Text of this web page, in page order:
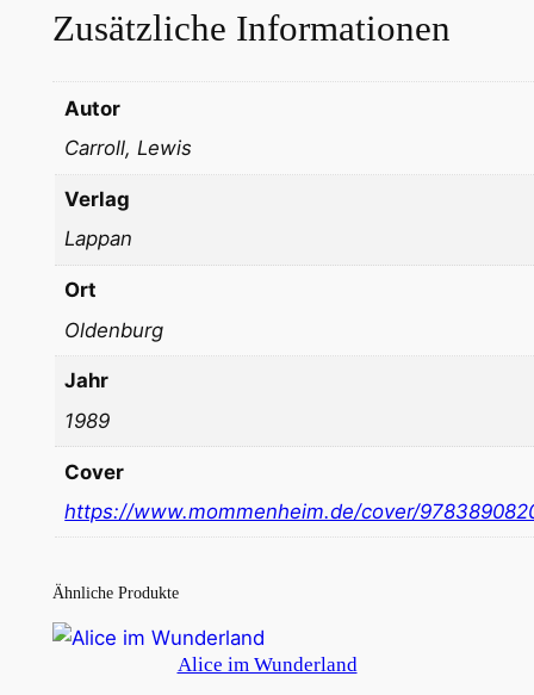
Zusätzliche Informationen
Autor
Carroll, Lewis
Verlag
Lappan
Ort
Oldenburg
Jahr
1989
Cover
https://www.mommenheim.de/cover/
Ähnliche Produkte
Alice im Wunderland